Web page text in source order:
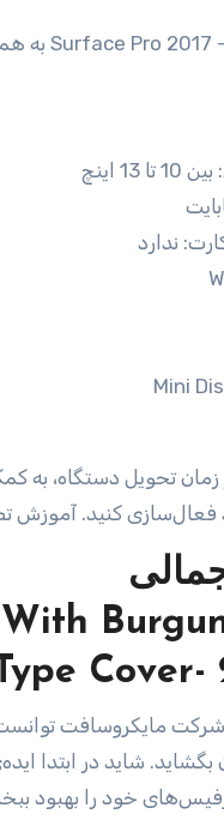
بین 10 تا 13 اینچ
ندارد
Mini
تحویل دستگاه، به
Type Cover-
بود که شرکت
بگشاید. شاید در ابتدا
خود را بهبود